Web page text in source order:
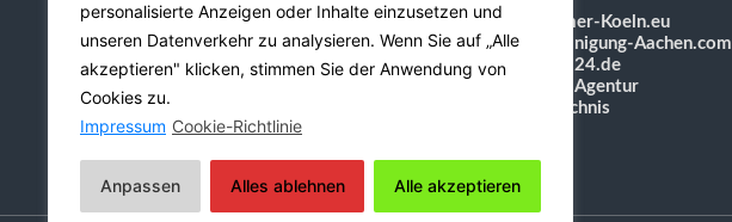
personalisierte Anzeigen oder Inhalte einzusetzen und
unseren Datenverkehr zu analysieren. Wenn Sie auf „Alle
akzeptieren" klicken, stimmen Sie der Anwendung von
Cookies zu.
Impressum Cookie-Richtlinie
Anpassen Alles ablehnen Alle akzeptieren
Bildquelle aller Beitragsbilder sofern
nicht anders vermerkt:
Pixabay.com - CC0 Public Domain
Messezimmer-Koeln.eu
Gebäudereinigung-Aachen.com
BestImWeb24.de
Webdesign Agentur
Shopverzeichnis